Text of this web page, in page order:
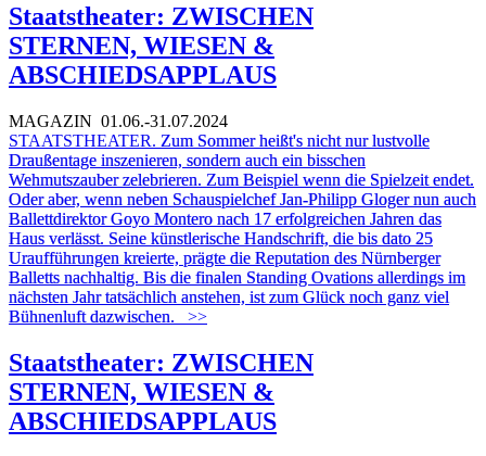
Staatstheater: ZWISCHEN
STERNEN, WIESEN &
ABSCHIEDSAPPLAUS
MAGAZIN 01.06.-31.07.2024
STAATSTHEATER. Zum Sommer heißt's nicht nur lustvolle
Draußentage inszenieren, sondern auch ein bisschen
Wehmutszauber zelebrieren. Zum Beispiel wenn die Spielzeit endet.
Oder aber, wenn neben Schauspielchef Jan-Philipp Gloger nun auch
Ballettdirektor Goyo Montero nach 17 erfolgreichen Jahren das
Haus verlässt. Seine künstlerische Handschrift, die bis dato 25
Uraufführungen kreierte, prägte die Reputation des Nürnberger
Balletts nachhaltig. Bis die finalen Standing Ovations allerdings im
nächsten Jahr tatsächlich anstehen, ist zum Glück noch ganz viel
Bühnenluft dazwischen.
>>
Staatstheater: ZWISCHEN
STERNEN, WIESEN &
ABSCHIEDSAPPLAUS